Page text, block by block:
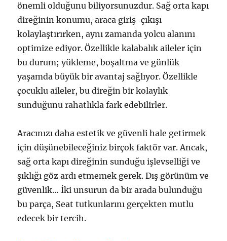
önemli olduğunu biliyorsunuzdur. Sağ orta kapı
direğinin konumu, araca giriş-çıkışı
kolaylaştırırken, aynı zamanda yolcu alanını
optimize ediyor. Özellikle kalabalık aileler için
bu durum; yükleme, boşaltma ve günlük
yaşamda büyük bir avantaj sağlıyor. Özellikle
çocuklu aileler, bu direğin bir kolaylık
sunduğunu rahatlıkla fark edebilirler.
Aracınızı daha estetik ve güvenli hale getirmek
için düşünebileceğiniz birçok faktör var. Ancak,
sağ orta kapı direğinin sunduğu işlevselliği ve
şıklığı göz ardı etmemek gerek. Dış görünüm ve
güvenlik… İki unsurun da bir arada bulunduğu
bu parça, Seat tutkunlarını gerçekten mutlu
edecek bir tercih.